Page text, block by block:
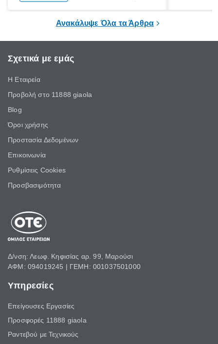
Ανακάλυψε Όλα τα Άρθρα
Σχετικά με εμάς
Η Εταιρεία
Προβολή στο 11888 giaola
Blog
Όροι χρήσης
Προστασία Δεδομένων
Επικοινωνία
Ρυθμίσεις Cookies
Προσβασιμότητα
Δ/νση: Λεωφ. Κηφισίας αρ. 99, Μαρούσι
ΑΦΜ: 094019245 | ΓΕΜΗ: 001037501000
Υπηρεσίες
Επείγουσες Εργασίες
Προσφορές 11888 giaola
Ραντεβού με Τεχνικούς